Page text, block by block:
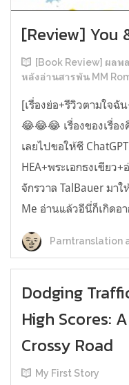
[Review] You
[Book Review] ผลพ
หลังอ่านสารพัน MM
[เรื่องย่อ+รีวิวตามใจ
😂😂😂 เรื่องของเรื่อง
เลยไปขอให้ชี
HEA+พระเอกธงเขียว
จักรวาล TalBauer มา
Me อ่านแล้วอีนี่ก็เกิดอา
Parntranslation
Dodging
High Scores:
Crossy Road
My First Story